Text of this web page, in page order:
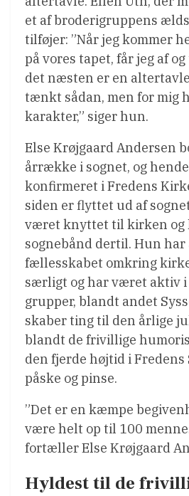
et af broderigruppens
tilføjer: ”Når jeg kommer
på vores tapet, får jeg af
det næsten er en
tænkt sådan, men for mig
karakter,” siger hun.
Else Krøjgaard Andersen
årrække i sognet, og
konfirmeret i Fredens
siden er flyttet ud af
været knyttet til kirken og
sognebånd dertil. Hun
fællesskabet omkring
særligt og har været aktiv
grupper, blandt andet
skaber ting til den årlige
blandt de frivillige
den fjerde højtid i Fredens
påske og pinse.
”Det er en kæmpe
være helt op til 100
fortæller Else Krøjgaard
Hyldest til de